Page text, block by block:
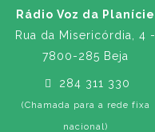
Rádio Voz da Planície
Rua da Misericórdia, 4 -
7800-285 Beja
284 311 330
(Chamada para a rede fixa
nacional)